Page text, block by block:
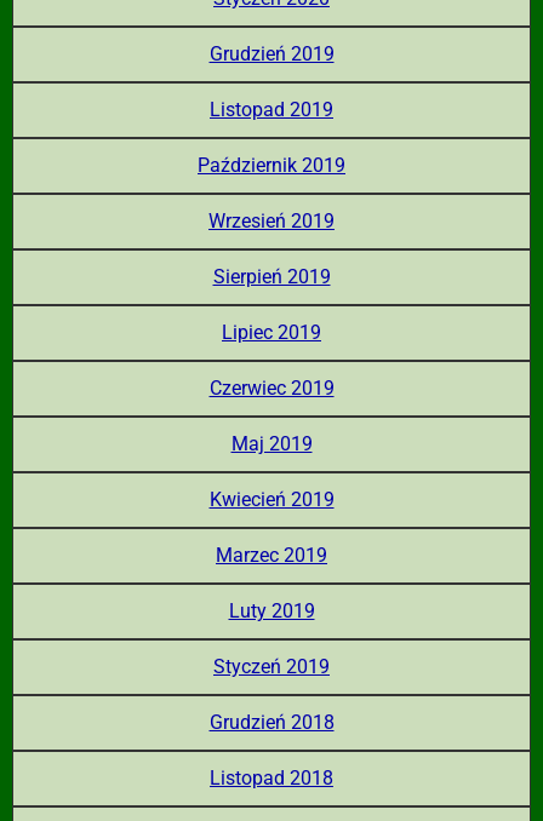
Grudzień 2019
Listopad 2019
Październik 2019
Wrzesień 2019
Sierpień 2019
Lipiec 2019
Czerwiec 2019
Maj 2019
Kwiecień 2019
Marzec 2019
Luty 2019
Styczeń 2019
Grudzień 2018
Listopad 2018